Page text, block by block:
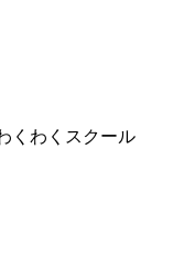
くわくスクール